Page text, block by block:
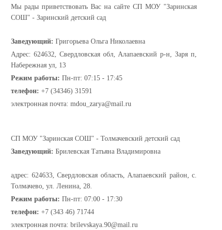
Мы рады приветствовать Вас на сайте СП МОУ "Заринская
СОШ" - Заринский детский сад
Заведующий: Григорьева Ольга Николаевна
Адрес: 624632, Свердловская обл, Алапаевский р-н, Заря п,
Набережная ул, 13
Режим работы: Пн-пт: 07:15 - 17:45
телефон: +7 (34346) 31591
электронная почта: mdou_zarya@mail.ru
СП МОУ "Заринская СОШ" - Толмачевский детский сад
Заведующий: Брилевская Татьяна Владимировна
адрес: 624633, Свердловская область, Алапаевский район, с.
Толмачево, ул. Ленина, 28.
Режим работы: Пн-пт: 07:00 - 17:30
телефон: +7 (343 46) 71744
электронная почта: brilevskaya.90@mail.ru